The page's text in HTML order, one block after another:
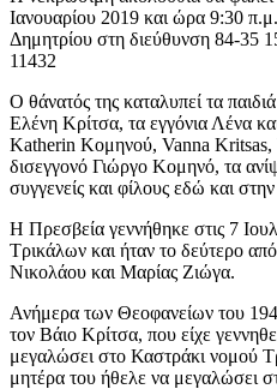
Ιανουαρίου 2019 και ώρα 9:30
Δημητρίου στη διεύθυνση 84-35
11432
Ο θάνατός της καταλυπεί τα
Ελένη Kρίτσα, τα εγγόνια Λένα
Katherin Κομηνού, Vanna Kritsas,
δισεγγονό Γιώργο Κομηνό, τα
συγγενείς και φίλους εδώ και
​Η Πρεσβεία γεννήθηκε στις 7
Τρικάλων και ήταν το δεύτερο
Νικολάου και Μαρίας Ζιώγα.
​Ανήμερα των Θεοφανείων του
τον Βάιο Kρίτσα, που είχε
μεγαλώσει στο Καστράκι νομού
μητέρα του ήθελε να μεγαλώσει